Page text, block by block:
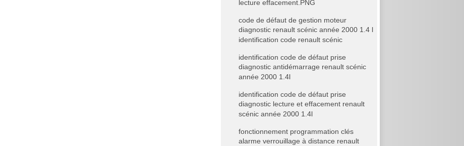
lecture effacement.PNG
code de défaut de gestion moteur
diagnostic renault scénic année 2000 1.4 l
identification code renault scénic
identification code de défaut prise
diagnostic antidémarrage renault scénic
année 2000 1.4l
identification code de défaut prise
diagnostic lecture et effacement renault
scénic année 2000 1.4l
fonctionnement programmation clés
alarme verrouillage à distance renault